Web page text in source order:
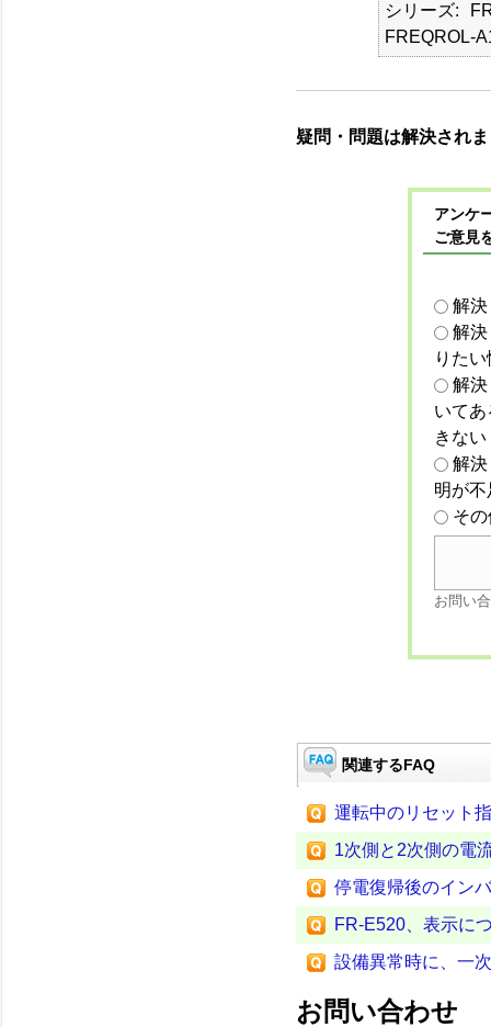
シリーズ
FREQROL-
疑問・問題は解決され
アンケ
ご意見
解
解
りた
解
いて
きない
解
明が
そ
お問い
関連するFAQ
運転中のリセット
1次側と2次側の電
停電復帰後のイン
FR-E520、表示に
設備異常時に、一
お問い合わせ